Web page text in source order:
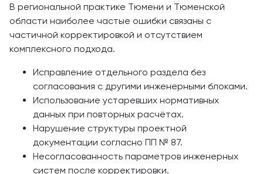
В региональной практике Тюмени и Тюменской
области наиболее частые ошибки связаны с
частичной корректировкой и отсутствием
комплексного подхода.
Исправление отдельного раздела без
согласования с другими инженерными блоками.
Использование устаревших нормативных
данных при повторных расчётах.
Нарушение структуры проектной
документации согласно ПП № 87.
Несогласованность параметров инженерных
систем после корректировки.